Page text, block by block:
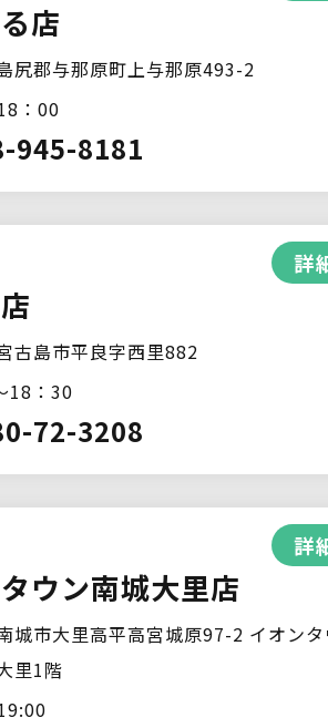
店
尻郡与那原町上与那原493-2
：00
945-8181
古島市平良字西里882
18：30
72-3208
詳
ウン南城大里店
城市大里高平高宮城原97-2 イオンタ
里1階
詳